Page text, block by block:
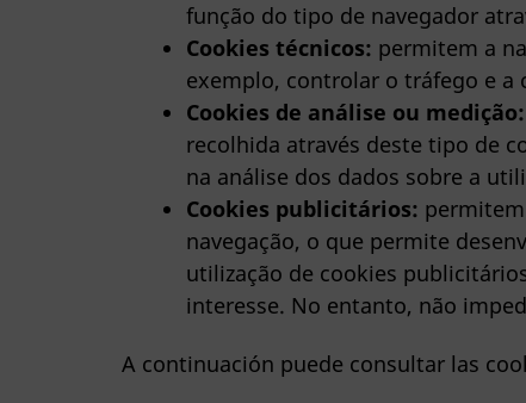
função do tipo de navegador
Cookies técnicos: permitem a
exemplo, controlar o tráfego e a
Cookies de análise ou medição:
recolhida através deste tipo de
na análise dos dados sobre a
Cookies publicitários:
navegação, o que permite
utilização de cookies
interesse. No entanto, não
A continuación puede consultar las